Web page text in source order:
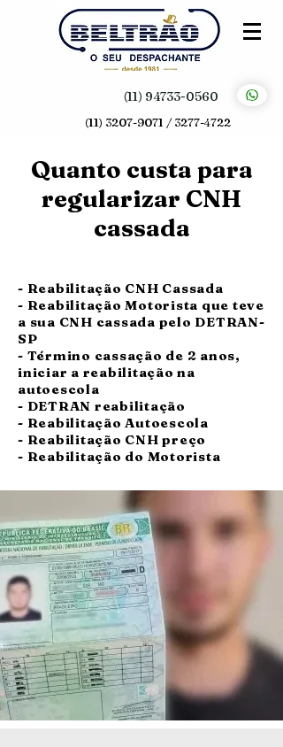
(11) 94733-0560
(11) 3207-9071 / 3277-4722
Quanto custa para
regularizar CNH
cassada
- Reabilitação CNH Cassada
- Reabilitação Motorista que teve
a sua CNH cassada pelo DETRAN-
SP
- Término cassação de 2 anos,
iniciar a reabilitação na
autoescola
- DETRAN reabilitação
- Reabilitação Autoescola
- Reabilitação CNH preço
- Reabilitação do Motorista